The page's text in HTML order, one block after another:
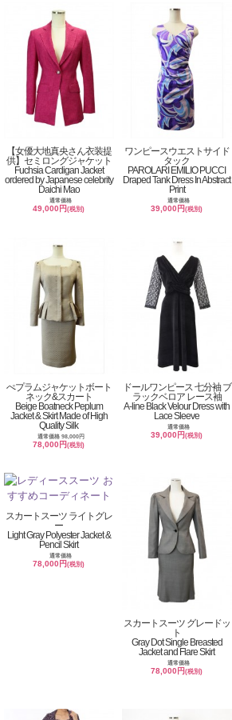
【女優大地真央さん衣装提
供】セミロングジャケット
Fuchsia Cardigan Jacket
ordered by Japanese celebrity
Daichi Mao
通常価格
49,000円(税別)
ワンピースウエストサイド
タック
PAROLARI EMILIO PUCCI
Draped Tank Dress In Abstract
Print
通常価格
39,000円(税別)
ぺプラムジャケットボート
ネック&スカート
Beige Boatneck Peplum
Jacket & Skirt Made of High
Quality Silk
通常価格 98,000円
78,000円(税別)
ドールワンピース 七分袖 ブ
ラックベロア レース袖
A-line Black Velour Dress with
Lace Sleeve
通常価格
39,000円(税別)
スカートスーツ ライトグレ
ー
Light Gray Polyester Jacket &
Pencil Skirt
通常価格
78,000円(税別)
スカートスーツ グレードッ
ト
Gray Dot Single Breasted
Jacket and Flare Skirt
通常価格
78,000円(税別)